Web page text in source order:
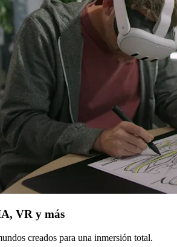
VR y más
creados para una inmersión total.